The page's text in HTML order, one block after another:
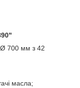
"
Ø 700 мм з 42
масла;